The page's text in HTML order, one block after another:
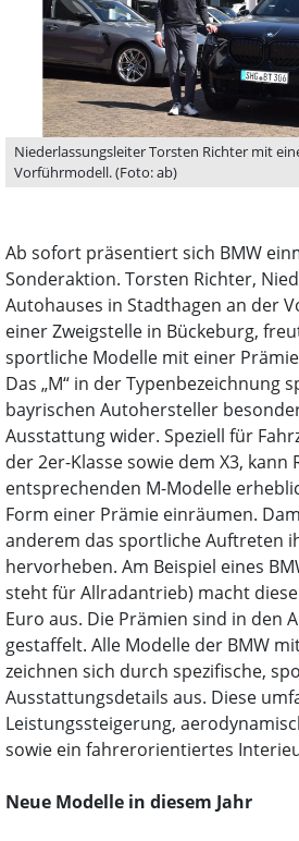
Niederlassungsleiter Torsten Richter mit
Vorführmodell. (Foto: ab)
Ab sofort präsentiert sich BMW
Sonderaktion. Torsten Richter,
Autohauses in Stadthagen an der
einer Zweigstelle in Bückeburg,
sportliche Modelle mit einer
Das „M“ in der Typenbezeichnung
bayrischen Autohersteller
Ausstattung wider. Speziell für
der 2er-Klasse sowie dem X3, kann
entsprechenden M-Modelle
Form einer Prämie einräumen.
anderem das sportliche Auftreten
hervorheben. Am Beispiel eines
steht für Allradantrieb) macht
Euro aus. Die Prämien sind in den
gestaffelt. Alle Modelle der BMW
zeichnen sich durch spezifische,
Ausstattungsdetails aus. Diese
Leistungssteigerung,
sowie ein fahrerorientiertes
Neue Modelle in diesem Jahr